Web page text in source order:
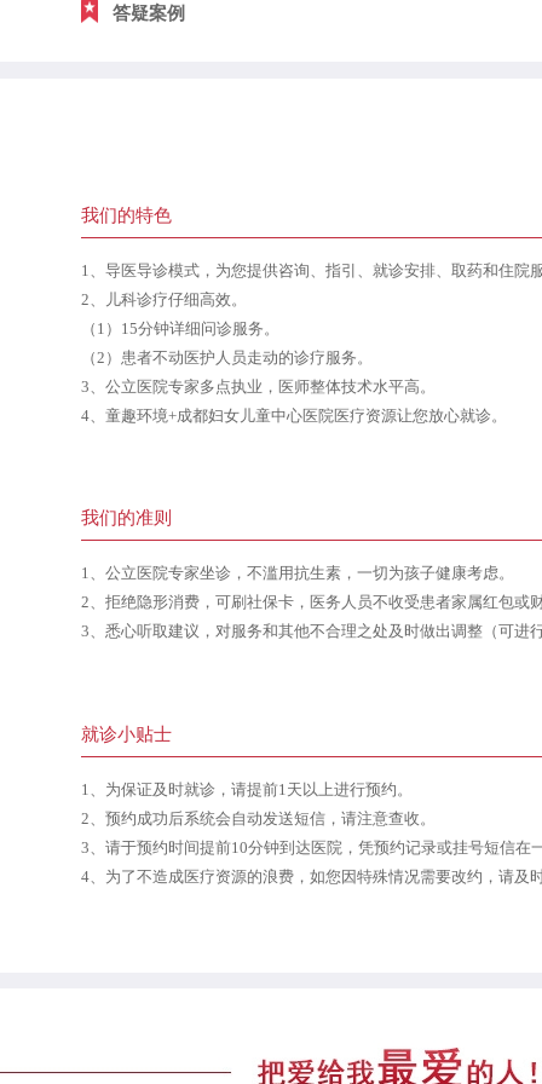
答疑案例
我们的特色
1、导医导诊模式，为您提供咨询、指引、就诊安排、取药和住院
2、儿科诊疗仔细高效。
（1）15分钟详细问诊服务。
（2）患者不动医护人员走动的诊疗服务。
3、公立医院专家多点执业，医师整体技术水平高。
4、童趣环境+成都妇女儿童中心医院医疗资源让您放心就诊。
我们的准则
1、公立医院专家坐诊，不滥用抗生素，一切为孩子健康考虑。
2、拒绝隐形消费，可刷社保卡，医务人员不收受患者家属红包或
3、悉心听取建议，对服务和其他不合理之处及时做出调整（可进
就诊小贴士
1、为保证及时就诊，请提前1天以上进行预约。
2、预约成功后系统会自动发送短信，请注意查收。
3、请于预约时间提前10分钟到达医院，凭预约记录或挂号短信在
4、为了不造成医疗资源的浪费，如您因特殊情况需要改约，请及